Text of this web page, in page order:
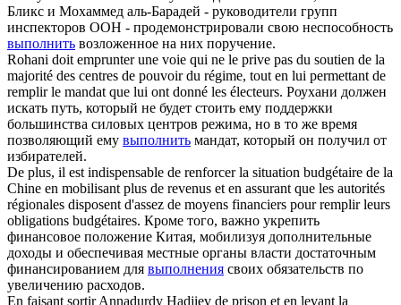
Бликс и Мохаммед аль-Барадей - руководители групп
инспекторов ООН - продемонстрировали свою неспособность
выполнить возложенное на них поручение.
Rohani doit emprunter une voie qui ne le prive pas du soutien de la
majorité des centres de pouvoir du régime, tout en lui permettant de
remplirle mandat que lui ont donné les électeurs. Роухани должен
искать путь, который не будет стоить ему поддержки
большинства силовых центров режима, но в то же время
позволяющий ему выполнить мандат, который он получил от
избирателей.
De plus, il est indispensable de renforcer la situation budgétaire de la
Chine en mobilisant plus de revenus et en assurant que les autorités
régionales disposent d'assez de moyens financiers pourremplirleurs
obligations budgétaires. Кроме того, важно укрепить
финансовое положение Китая, мобилизуя дополнительные
доходы и обеспечивая местные органы власти достаточным
финансированием для выполнения своих обязательств по
увеличению расходов.
En faisant sortir Annadurdy Hadjiev de prison et en levant la